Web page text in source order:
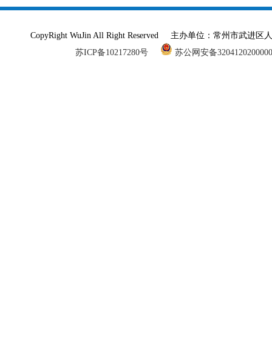
CopyRight WuJin All Right Reserved 主办单位：常州市武进
苏ICP备10217280号
苏公网安备